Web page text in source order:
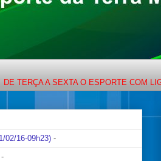
A SEXTA O ESPORTE COM
02/16-09h23) -
-